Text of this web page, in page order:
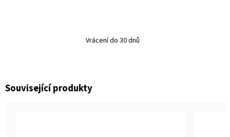
Vrácení do 30 dnů
Související produkty